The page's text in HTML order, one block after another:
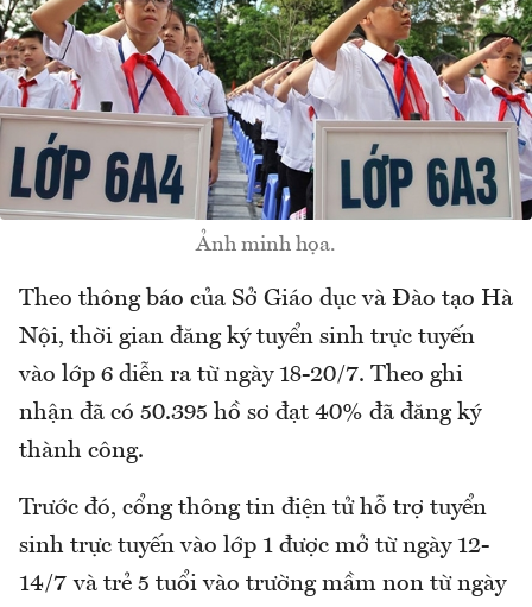
Ảnh minh họa.
Theo thông báo của Sở Giáo dục và Đào tạo Hà
Nội, thời gian đăng ký tuyển sinh trực tuyến
vào lớp 6 diễn ra từ ngày 18-20/7. Theo ghi
nhận đã có 50.395 hồ sơ đạt 40% đã đăng ký
thành công.
Trước đó, cổng thông tin điện tử hỗ trợ tuyển
sinh trực tuyến vào lớp 1 được mở từ ngày 12-
14/7 và trẻ 5 tuổi vào trường mầm non từ ngày